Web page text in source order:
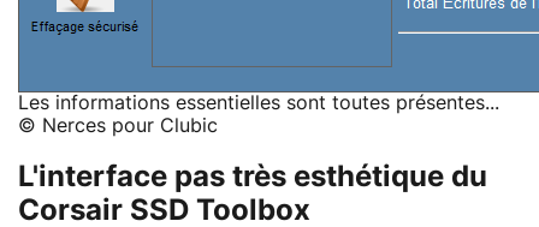
Les informations essentielles sont toutes présentes...
© Nerces pour Clubic
L'interface pas très esthétique du
Corsair SSD Toolbox